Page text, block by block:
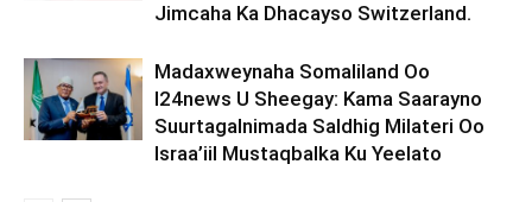
Jimcaha Ka Dhacayso Switzerland.
Madaxweynaha Somaliland Oo
I24news U Sheegay: Kama Saarayno
Suurtagalnimada Saldhig Milateri Oo
Israa’iil Mustaqbalka Ku Yeelato